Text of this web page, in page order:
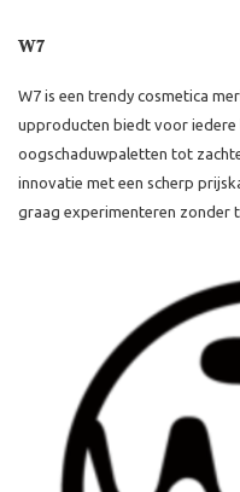
W7
W7 is een trendy cosmetica
upproducten biedt voor iedere
oogschaduwpaletten tot
innovatie met een scherp
graag experimenteren zonder